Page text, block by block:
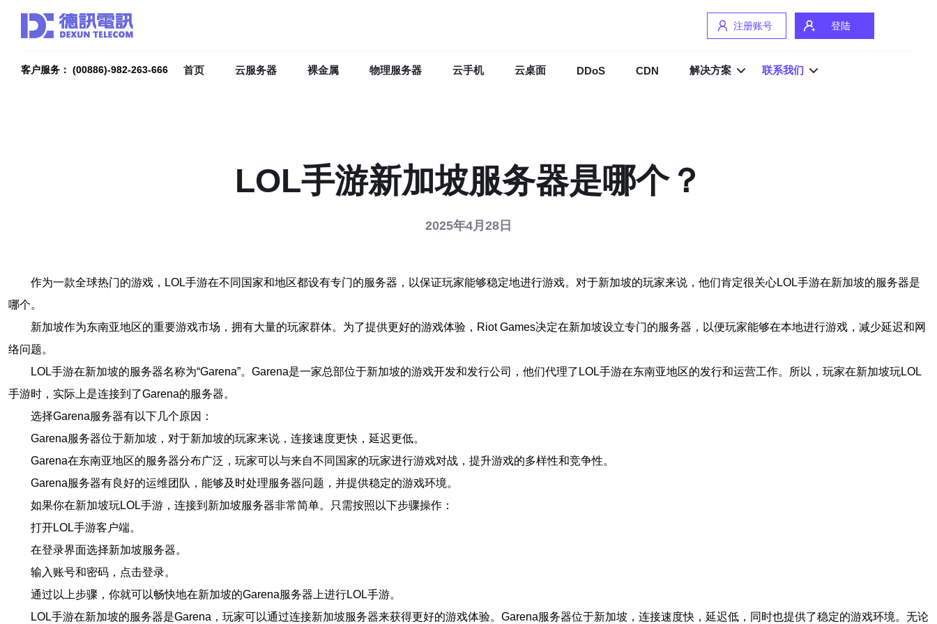
注册账号 登陆
客户服务： (00886)-982-263-666 首页 云服务器 裸金属 物理服务器 云手机 云桌面 DDoS CDN 解决方案 联系我们
LOL手游新加坡服务器是哪个？
2025年4月28日
作为一款全球热门的游戏，LOL手游在不同国家和地区都设有专门的服务器，以保证玩家能够稳定地进行游戏。对于新加坡的玩家来说，他们肯定很关心LOL手游在新加坡的服务器是
哪个。
新加坡作为东南亚地区的重要游戏市场，拥有大量的玩家群体。为了提供更好的游戏体验，Riot Games决定在新加坡设立专门的服务器，以便玩家能够在本地进行游戏，减少延迟和网
络问题。
LOL手游在新加坡的服务器名称为“Garena”。Garena是一家总部位于新加坡的游戏开发和发行公司，他们代理了LOL手游在东南亚地区的发行和运营工作。所以，玩家在新加坡玩LOL
手游时，实际上是连接到了Garena的服务器。
选择Garena服务器有以下几个原因：
Garena服务器位于新加坡，对于新加坡的玩家来说，连接速度更快，延迟更低。
Garena在东南亚地区的服务器分布广泛，玩家可以与来自不同国家的玩家进行游戏对战，提升游戏的多样性和竞争性。
Garena服务器有良好的运维团队，能够及时处理服务器问题，并提供稳定的游戏环境。
如果你在新加坡玩LOL手游，连接到新加坡服务器非常简单。只需按照以下步骤操作：
打开LOL手游客户端。
在登录界面选择新加坡服务器。
输入账号和密码，点击登录。
通过以上步骤，你就可以畅快地在新加坡的Garena服务器上进行LOL手游。
LOL手游在新加坡的服务器是Garena，玩家可以通过连接新加坡服务器来获得更好的游戏体验。Garena服务器位于新加坡，连接速度快，延迟低，同时也提供了稳定的游戏环境。无论